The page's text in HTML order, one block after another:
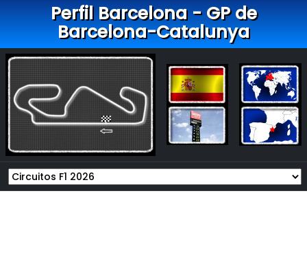
Perfil Barcelona - GP de
Barcelona-Catalunya